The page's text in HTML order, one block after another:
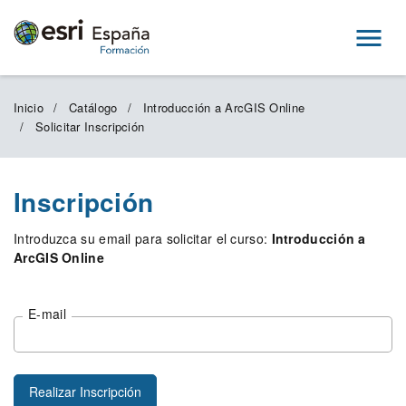
Menú
Inicio Catálogo
Introducción a ArcGIS Online
Solicitar Inscripción
Inscripción
Introduzca su email para solicitar el curso: Introducción a
ArcGIS Online
E-mail
Realizar Inscripción